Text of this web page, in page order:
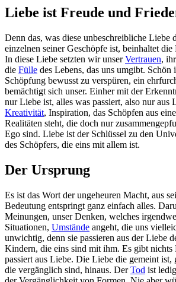
Liebe ist Freude und
Denn das, was diese unbeschreibliche Liebe
einzelnen seiner Geschöpfe ist, beinhaltet die
In diese Liebe setzten wir unserVertrauen,
die Fülle des Lebens, das uns umgibt. Schön
Schöpfung bewusst zu verspüren, ein
bemächtigt sich unser. Einher mit der
nur Liebe ist, alles was passiert, also nur aus
Kreativität, Inspiration, das Schöpfen aus
Realitäten steht, die doch nur
Ego sind. Liebe ist der Schlüssel zu den
des Schöpfers, die eins mit allem ist.
Der Ursprung
Es ist das Wort der ungeheuren Macht, aus
Bedeutung entspringt ganz einfach alles.
Meinungen, unser Denken, welches
Situationen, Umstände angeht, die uns
unwichtig, denn sie passieren aus der Liebe
Kindern, die eins sind mit ihm. Es gibt nichts
passiert aus Liebe. Die Liebe die gemeint ist,
die vergänglich sind, hinaus. DerTod ist